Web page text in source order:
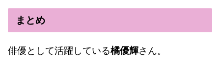
まとめ
俳優として活躍している橘優輝さん。